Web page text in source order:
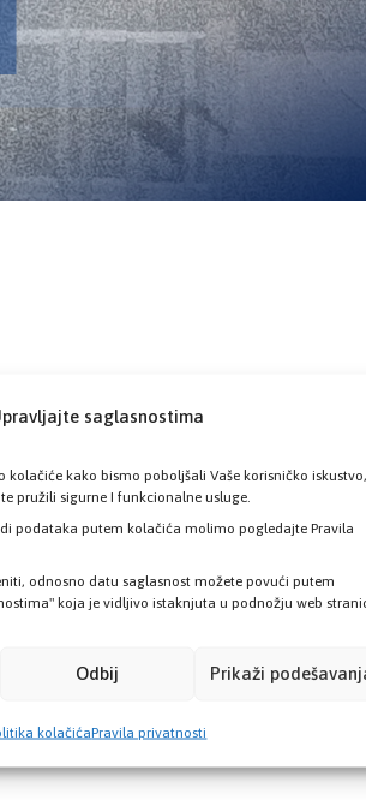
saglasnostima
kolačiće kako bismo poboljšali Vaše korisničko iskustvo,
pružili sigurne I funkcionalne usluge.
podataka putem kolačića molimo pogledajte Pravila
odnosno datu saglasnost možete povući putem
koja je vidljivo istaknjuta u podnožju web
Odbij Prikaži
kolačićaPravila privatnosti